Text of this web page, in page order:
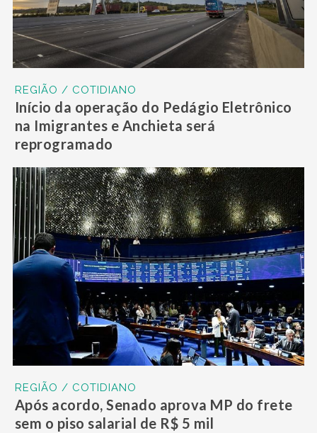
REGIÃO / COTIDIANO
Início da operação do Pedágio Eletrônico
na Imigrantes e Anchieta será
reprogramado
REGIÃO / COTIDIANO
Após acordo, Senado aprova MP do frete
sem o piso salarial de R$ 5 mil